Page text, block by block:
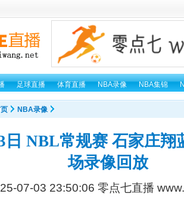
足球直播 体育直播 NBA录像 NBA集锦
NBA录像
日 NBL常规赛 石家庄翔
场录像回放
07-03 23:50:06 零点七直播